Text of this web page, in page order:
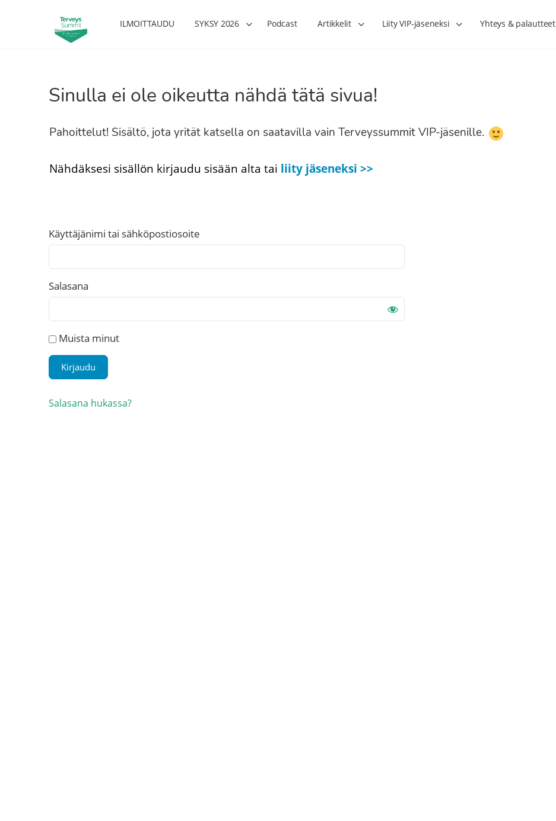
ILMOITTAUDU SYKSY 2026 Podcast Artikkelit Liity VIP-jäseneksi Yhteys & palautteet
Sinulla ei ole oikeutta nähdä tätä sivua!
Pahoittelut! Sisältö, jota yrität katsella on saatavilla vain Terveyssummit VIP-jäsenille.
Nähdäksesi sisällön kirjaudu sisään alta tai liity jäseneksi >>
Käyttäjänimi tai sähköpostiosoite
Salasana
Muista minut
Salasana hukassa?